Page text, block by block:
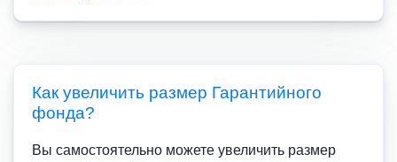
Как увеличить размер Гарантийного
фонда?
Вы самостоятельно можете увеличить размер